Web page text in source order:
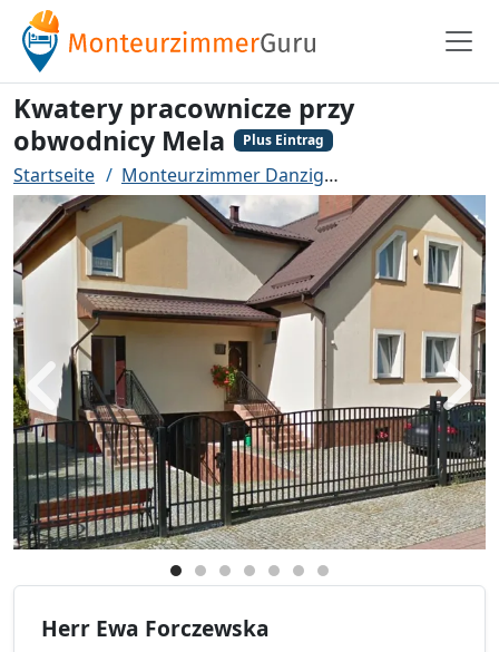
Kwatery pracownicze przy
obwodnicy Mela
Plus Eintrag
Startseite Monteurzimmer Danzig
Zurück
Herr Ewa Forczewska